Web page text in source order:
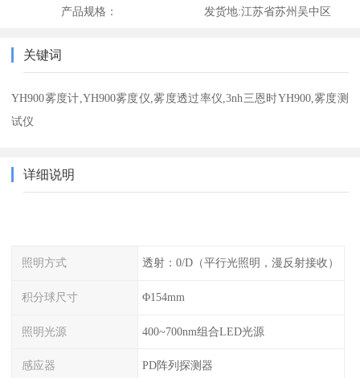
产品规格： 发货地:江苏省苏州吴中区
关键词
YH900雾度计,YH900雾度仪,雾度透过率仪,3nh三恩时YH900,雾度测
试仪
详细说明
照明方式 透射：0/D（平行光照明，漫反射接收）
积分球尺寸 Φ154mm
照明光源 400~700nm组合LED光源
感应器 PD阵列探测器